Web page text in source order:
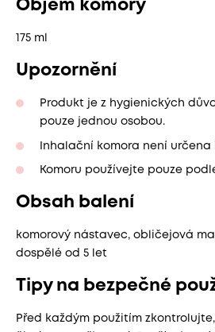
Objem komory
175 ml
Upozornění
Produkt je z hygienických
pouze jednou osobou.
Inhalační komora není určena
Komoru používejte pouze
Obsah balení
komorový nástavec, obličejová
dospělé od 5 let
Tipy na bezpečné
Před každým použitím